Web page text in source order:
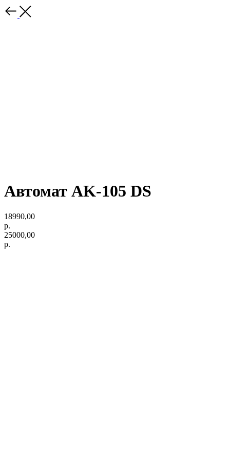
Автомат AK-105 DS
18990,00
р.
25000,00
р.